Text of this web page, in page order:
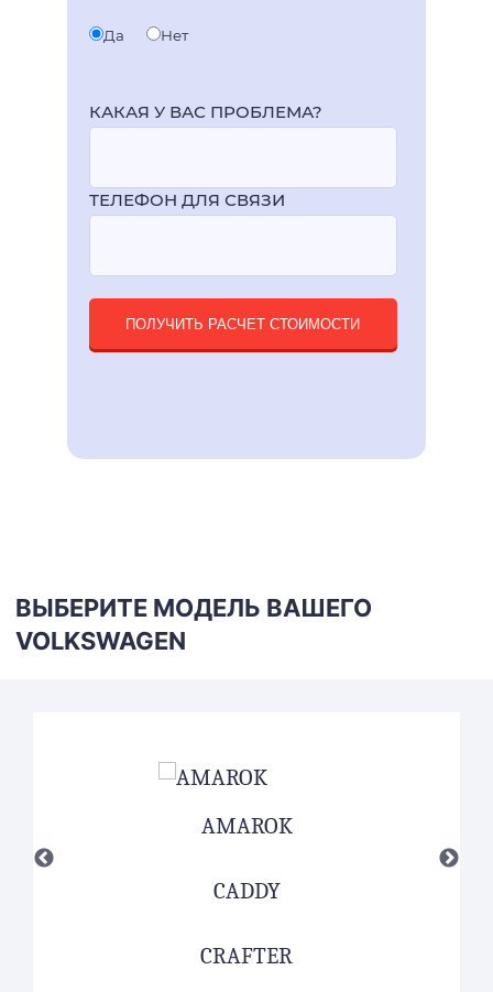
Да Нет
КАКАЯ У ВАС ПРОБЛЕМА?
ТЕЛЕФОН ДЛЯ СВЯЗИ
ПОЛУЧИТЬ РАСЧЕТ СТОИМОСТИ
ВЫБЕРИТЕ МОДЕЛЬ ВАШЕГО
VOLKSWAGEN
AMAROK
CADDY
CRAFTER